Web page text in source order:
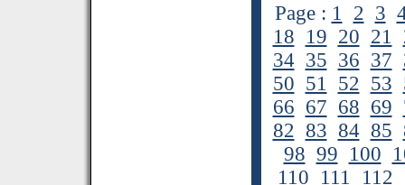
Page : 1 2 3
18 19 20 21
34 35 36 37
50 51 52 53
66 67 68 69
82 83 84 85
98 99 100
110 111 112